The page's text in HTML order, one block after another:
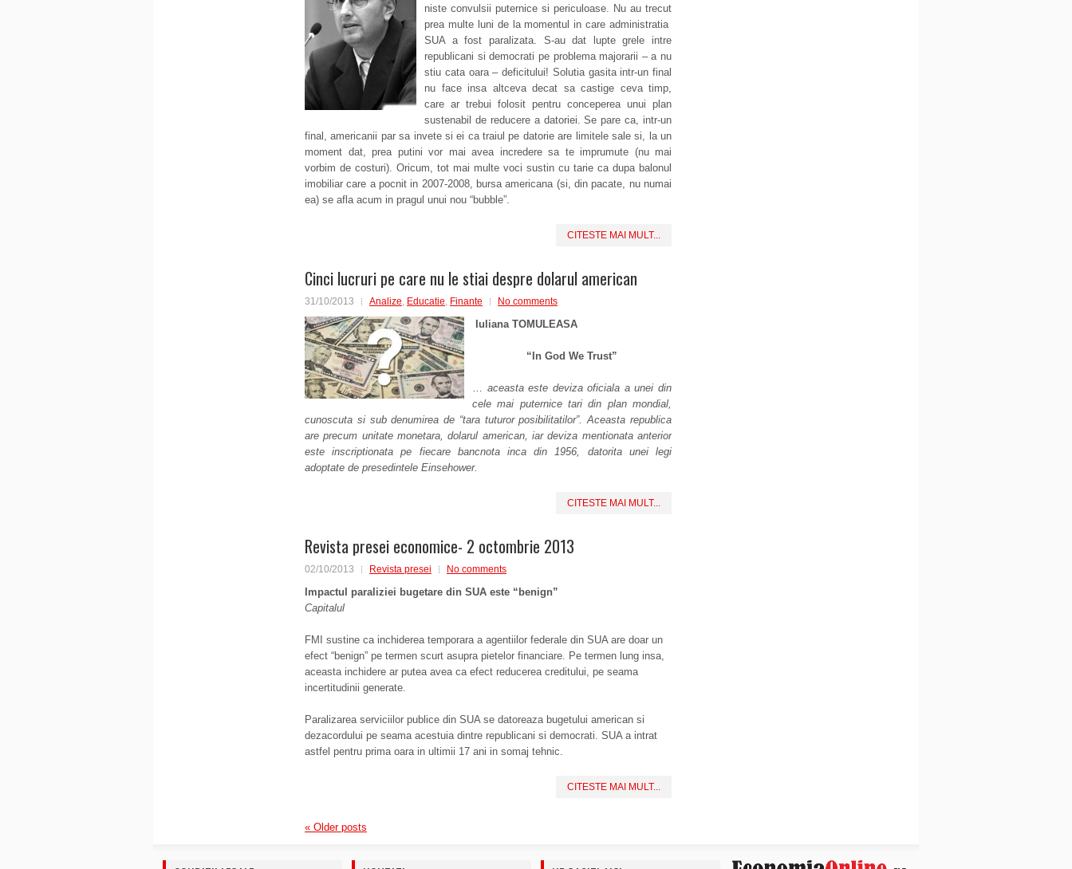
niste convulsii puternice si periculoase. Nu au trecut
prea multe luni de la momentul in care administratia
SUA a fost paralizata. S-au dat lupte grele intre
republicani si democrati pe problema majorarii – a nu
stiu cata oara – deficitului! Solutia gasita intr-un final
nu face insa altceva decat sa castige ceva timp,
care ar trebui folosit pentru conceperea unui plan
sustenabil de reducere a datoriei. Se pare ca, intr-un
final, americanii par sa invete si ei ca traiul pe datorie are limitele sale si, la un
moment dat, prea putini vor mai avea incredere sa te imprumute (nu mai
vorbim de costuri). Oricum, tot mai multe voci sustin cu tarie ca dupa balonul
imobiliar care a pocnit in 2007-2008, bursa americana (si, din pacate, nu numai
ea) se afla acum in pragul unui nou “bubble”.
CITESTE MAI MULT...
Cinci lucruri pe care nu le stiai despre dolarul american
31/10/2013 Analize, Educatie, Finante No comments
Iuliana TOMULEASA
“In God We Trust”
… aceasta este deviza oficiala a unei din
cele mai puternice tari din plan mondial,
cunoscuta si sub denumirea de “tara tuturor posibilitatilor”. Aceasta republica
are precum unitate monetara, dolarul american, iar deviza mentionata anterior
este inscriptionata pe fiecare bancnota inca din 1956, datorita unei legi
adoptate de presedintele Einsehower.
CITESTE MAI MULT...
Revista presei economice- 2 octombrie 2013
02/10/2013 Revista presei No comments
Impactul paraliziei bugetare din SUA este “benign”
Capitalul
FMI sustine ca inchiderea temporara a agentiilor federale din SUA are doar un
efect “benign” pe termen scurt asupra pietelor financiare. Pe termen lung insa,
aceasta inchidere ar putea avea ca efect reducerea creditului, pe seama
incertitudinii generate.
Paralizarea serviciilor publice din SUA se datoreaza bugetului american si
dezacordului pe seama acestuia dintre republicani si democrati. SUA a intrat
astfel pentru prima oara in ultimii 17 ani in somaj tehnic.
CITESTE MAI MULT...
« Older posts